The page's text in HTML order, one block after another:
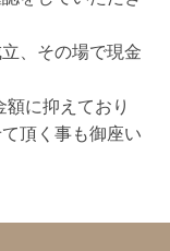
、その場で現金
に抑えており
頂く事も御座い